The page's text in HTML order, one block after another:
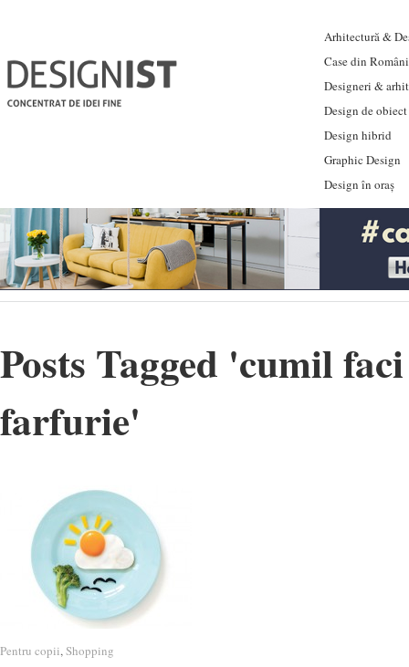
Arhitectură &
Case din
Designeri &
Design de obiect
Design hibrid
Graphic Design
Design în oraș
Posts Tagged 'cumil
farfurie'
Pentru copii,Shopping
Pentru copii Shopping